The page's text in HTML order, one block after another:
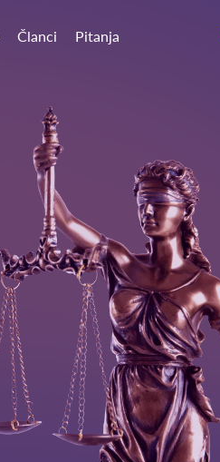
Članci Pitanja